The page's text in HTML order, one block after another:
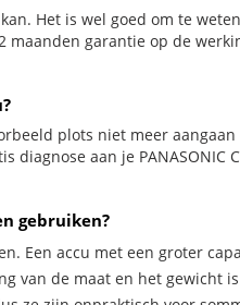
Het is wel goed om te
garantie op de
plots niet meer
aan je PANASONIC
gebruiken?
Een accu met een groter
van de maat en het gewicht